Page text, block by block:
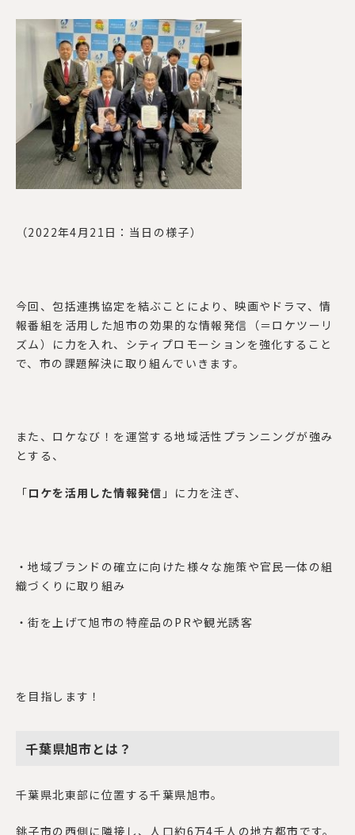
（2022年4月21日：当日の様子）
今回、包括連携協定を結ぶことにより、映画やドラマ、情
報番組を活用した旭市の効果的な情報発信（＝ロケツーリ
ズム）に力を入れ、シティプロモーションを強化すること
で、市の課題解決に取り組んでいきます。
また、ロケなび！を運営する地域活性プランニングが強み
とする、
「ロケを活用した情報発信 」に力を注ぎ、
・地域ブランドの確立に向けた様々な施策や官民一体の組
織づくりに取り組み
・街を上げて旭市の特産品の PRや観光誘客
を目指します！
千葉県旭市とは？
千葉県北東部に位置する千葉県旭市。
銚子市の西側に隣接し、人口約6万4千人の地方都市です。